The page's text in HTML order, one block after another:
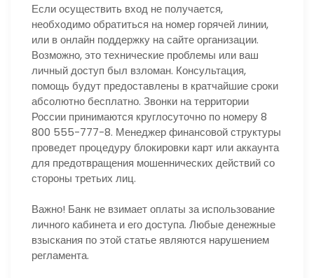
Если осуществить вход не получается,
необходимо обратиться на номер горячей линии,
или в онлайн поддержку на сайте организации.
Возможно, это технические проблемы или ваш
личный доступ был взломан. Консультация,
помощь будут предоставлены в кратчайшие сроки
абсолютно бесплатно. Звонки на территории
России принимаются круглосуточно по номеру 8
800 555-777-8. Менеджер финансовой структуры
проведет процедуру блокировки карт или аккаунта
для предотвращения мошеннических действий со
стороны третьих лиц.
Важно! Банк не взимает оплаты за использование
личного кабинета и его доступа. Любые денежные
взыскания по этой статье являются нарушением
регламента.